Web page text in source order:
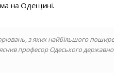
на Одещині.
з яких найбільшого
професор Одеського